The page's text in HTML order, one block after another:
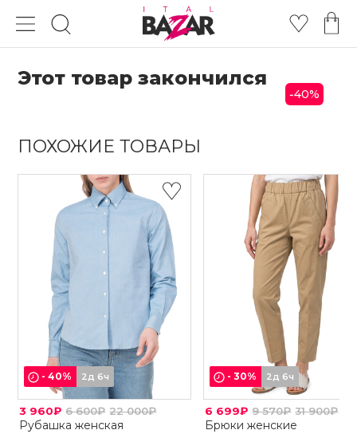
Этот товар закончился
ПОХОЖИЕ ТОВАРЫ
-40% 2д 6ч
3 960₽ 6 600₽ 22 000₽
Рубашка женская
-30% 2д 6ч
6 699₽ 9 570₽ 31 900₽
Брюки женские
-40%